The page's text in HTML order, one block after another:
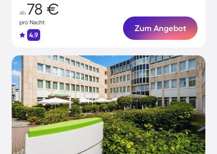
ab 78 €
pro Nacht
4.9
Zum Angebot